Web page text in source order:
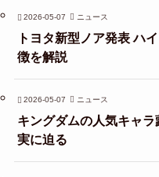
2026-05-07 ニュース
トヨタ新型ノア発表 ハ
徴を解説
2026-05-07 ニュース
キングダムの人気キャ
実に迫る